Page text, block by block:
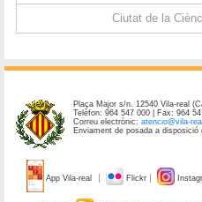
Ciutat de la
Plaça Major s/n. 12540 Vila-real
Telèfon: 964 547 000 | Fax: 964
Correu electrònic:atencio@vila-
Enviament de posada a
App Vila-real Flickr